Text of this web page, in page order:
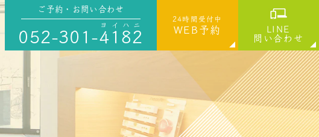
ご予約・お問い合わせ
052-301-4182
ヨイハニ
24時間受付中
WEB予約
LINE
問い合わせ